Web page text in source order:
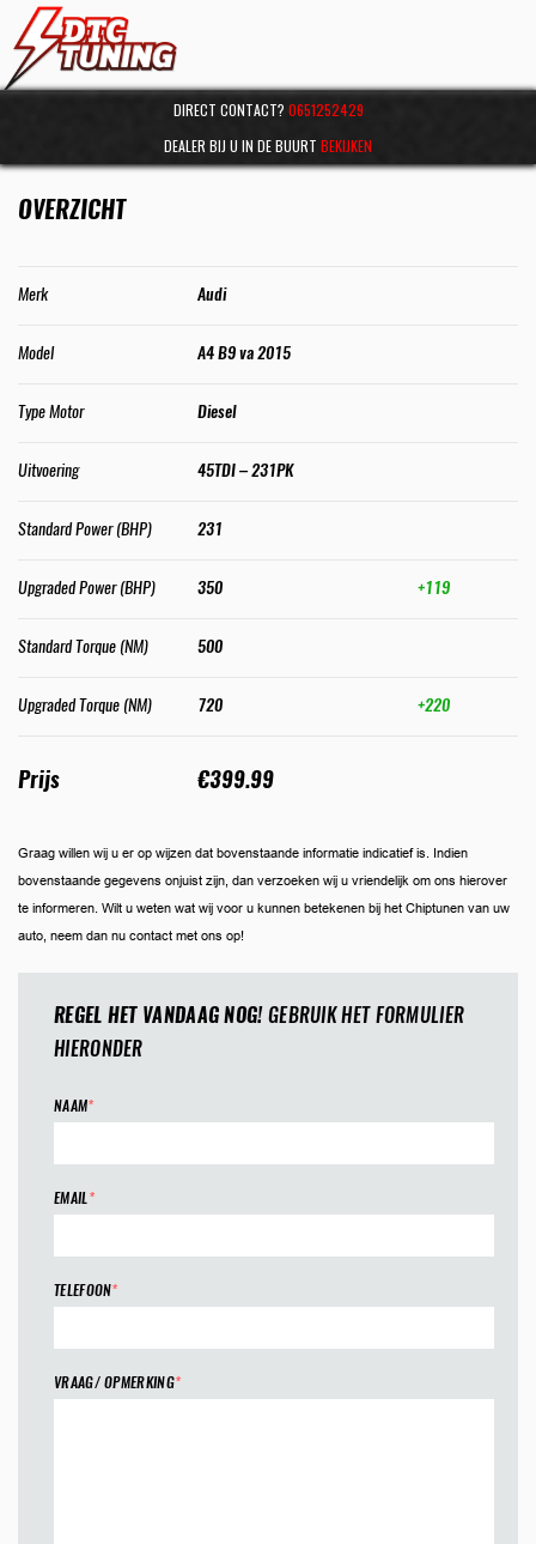
DIRECT CONTACT? 0651252429
DEALER BIJ U IN DE BUURT BEKIJKEN
OVERZICHT
Merk Audi
Model A4 B9 va 2015
Type Motor Diesel
Uitvoering 45TDI – 231PK
Standard Power (BHP) 231
Upgraded Power (BHP) 350 +119
Standard Torque (NM) 500
Upgraded Torque (NM) 720 +220
Prijs €399.99
Graag willen wij u er op wijzen dat bovenstaande informatie indicatief is. Indien
bovenstaande gegevens onjuist zijn, dan verzoeken wij u vriendelijk om ons hierover
te informeren. Wilt u weten wat wij voor u kunnen betekenen bij het Chiptunen van uw
auto, neem dan nu contact met ons op!
REGEL HET VANDAAG NOG!GEBRUIK HET FORMULIER
HIERONDER
NAAM*
EMAIL*
TELEFOON*
VRAAG/ OPMERKING*